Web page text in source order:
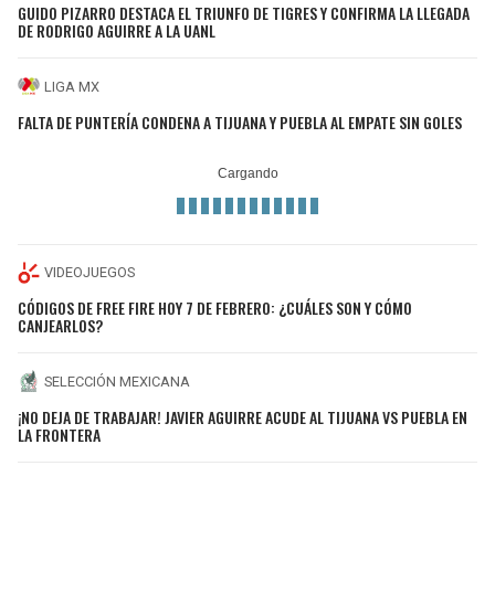
GUIDO PIZARRO DESTACA EL TRIUNFO DE TIGRES Y CONFIRMA LA LLEGADA
DE RODRIGO AGUIRRE A LA UANL
LIGA MX
FALTA DE PUNTERÍA CONDENA A TIJUANA Y PUEBLA AL EMPATE SIN GOLES
VIDEOJUEGOS
CÓDIGOS DE FREE FIRE HOY 7 DE FEBRERO: ¿CUÁLES SON Y CÓMO
CANJEARLOS?
SELECCIÓN MEXICANA
¡NO DEJA DE TRABAJAR! JAVIER AGUIRRE ACUDE AL TIJUANA VS PUEBLA EN
LA FRONTERA